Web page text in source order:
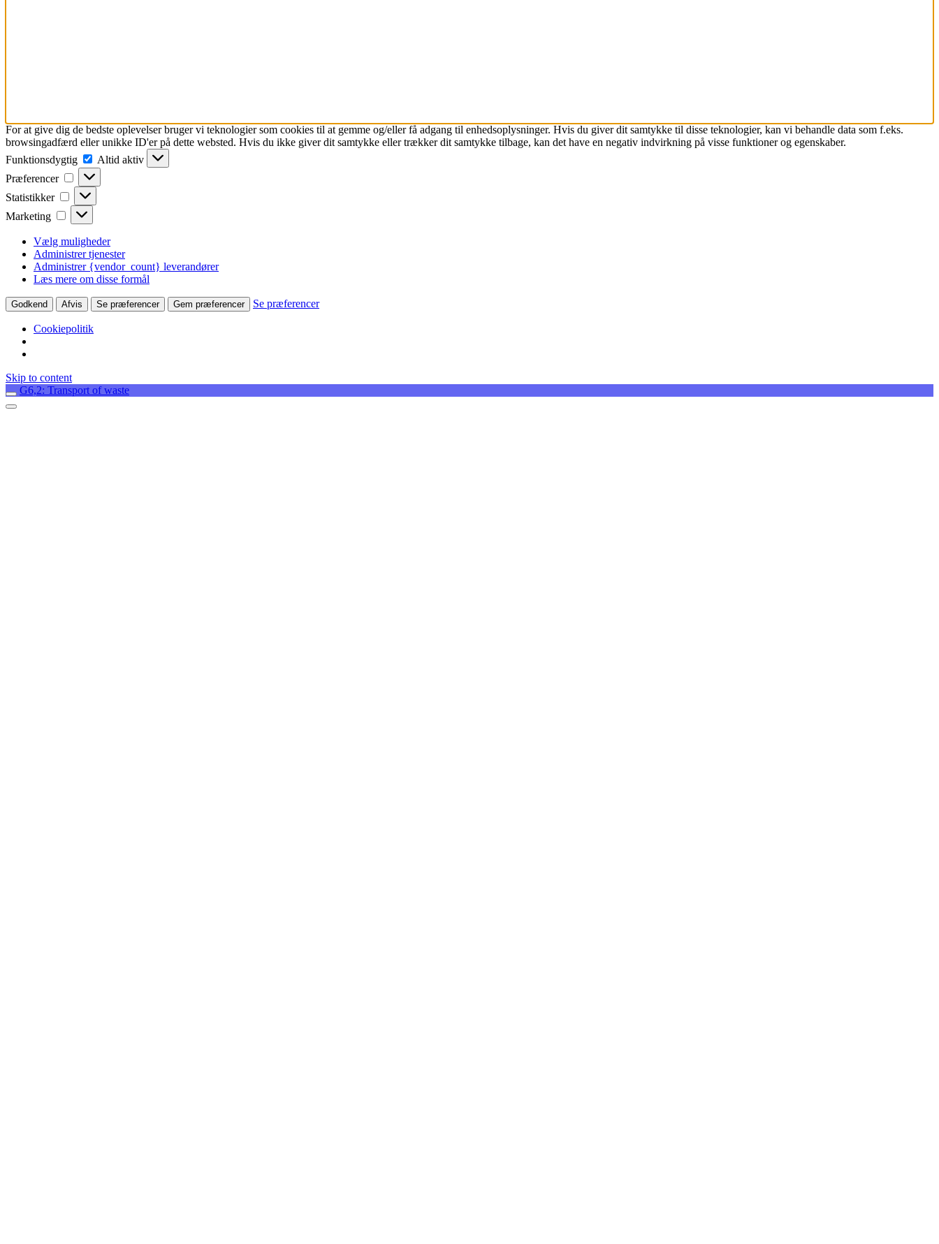
For at give dig de bedste oplevelser bruger vi teknologier som cookies til at gemme og/eller få adgang til enhedsoplysninger. Hvis du giver dit samtykke til disse teknologier, kan vi behandle data som f.eks.
browsingadfærd eller unikke ID'er på dette websted. Hvis du ikke giver dit samtykke eller trækker dit samtykke tilbage, kan det have en negativ indvirkning på visse funktioner og egenskaber.
Funktionsdygtig
Funktionsdygtig
Altid aktiv
Præferencer
Præferencer
Statistikker Statistikker
Marketing Marketing
Vælg muligheder
Administrer tjenester
Administrer {vendor_count} leverandører
Læs mere om disse formål
Godkend Afvis Se præferencer Gem præferencer Se præferencer
Cookiepolitik
Skip to content
G6,2: Transport of waste